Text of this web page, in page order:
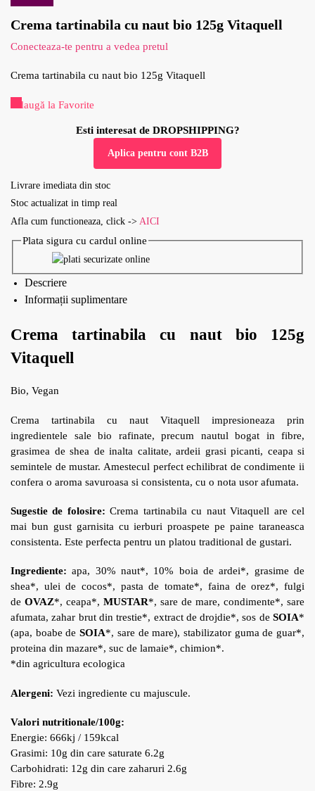
Crema tartinabila cu naut bio 125g Vitaquell
Conecteaza-te pentru a vedea pretul
Crema tartinabila cu naut bio 125g Vitaquell
Adaugă la Favorite
Esti interesat de DROPSHIPPING?
Aplica pentru cont B2B
Livrare imediata din stoc
Stoc actualizat in timp real
Afla cum functioneaza, click -> AICI
Plata sigura cu cardul online
Descriere
Informații suplimentare
Crema tartinabila cu naut bio 125g
Vitaquell
Bio, Vegan
Crema tartinabila cu naut Vitaquell impresioneaza prin
ingredientele sale bio rafinate, precum nautul bogat in fibre,
grasimea de shea de inalta calitate, ardeii grasi picanti, ceapa si
semintele de mustar. Amestecul perfect echilibrat de condimente ii
confera o aroma savuroasa si consistenta, cu o nota usor afumata.
Sugestie de folosire: Crema tartinabila cu naut Vitaquell are cel
mai bun gust garnisita cu ierburi proaspete pe paine taraneasca
consistenta. Este perfecta pentru un platou traditional de gustari.
Ingrediente: apa, 30% naut*, 10% boia de ardei*, grasime de
shea*, ulei de cocos*, pasta de tomate*, faina de orez*, fulgi
de OVAZ*, ceapa*, MUSTAR*, sare de mare, condimente*, sare
afumata, zahar brut din trestie*, extract de drojdie*, sos de SOIA*
(apa, boabe deSOIA*, sare de mare), stabilizator guma de guar*,
proteina din mazare*, suc de lamaie*, chimion*.
*din agricultura ecologica
Alergeni: Vezi ingrediente cu majuscule.
Valori nutritionale/100g:
Energie: 666kj / 159kcal
Grasimi: 10g din care saturate 6.2g
Carbohidrati: 12g din care zaharuri 2.6g
Fibre: 2.9g